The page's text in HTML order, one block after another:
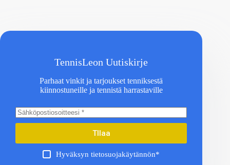
TennisLeon Uutiskirje
Parhaat vinkit ja tarjoukset tenniksestä
kiinnostuneille ja tennistä harrastaville
TIlaa
Hyväksyn tietosuojakäytännön*